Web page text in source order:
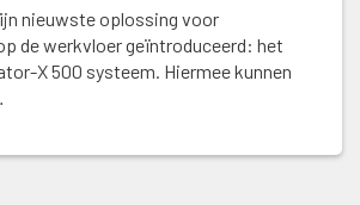
nieuwste oplossing voor
de werkvloer geïntroduceerd: het
X 500 systeem. Hiermee kunnen